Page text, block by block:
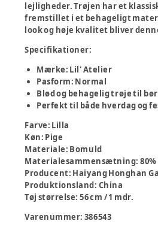
lejligheder. Trøjen har et
fremstillet i et behageligt
look og høje kvalitet bliver
Specifikationer:
Mærke: Lil' Atelier
Pasform: Normal
Blød og behagelig trøje til
Perfekt til både hverdag og
Farve: Lilla
Køn: Pige
Materiale: Bomuld
Materialesammensætning:
Producent: Haiyang Honghan
Produktionsland: China
Tøj størrelse:56 cm / 1 mdr.
Varenummer: 386543